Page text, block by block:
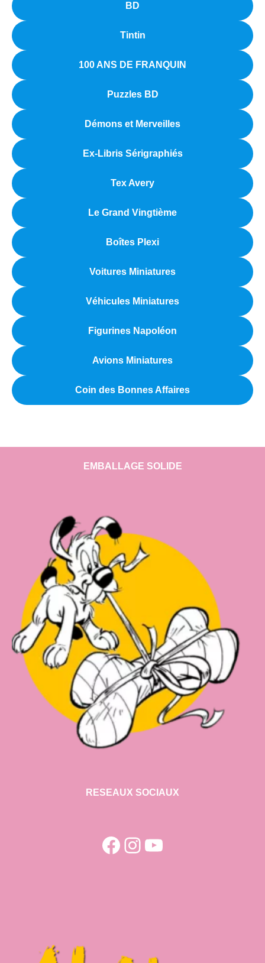
BD
Tintin
100 ANS DE FRANQUIN
Puzzles BD
Démons et Merveilles
Ex-Libris Sérigraphiés
Tex Avery
Le Grand Vingtième
Boîtes Plexi
Voitures Miniatures
Véhicules Miniatures
Figurines Napoléon
Avions Miniatures
Coin des Bonnes Affaires
EMBALLAGE SOLIDE
RESEAUX SOCIAUX
Facebook
Instagram
YouTube